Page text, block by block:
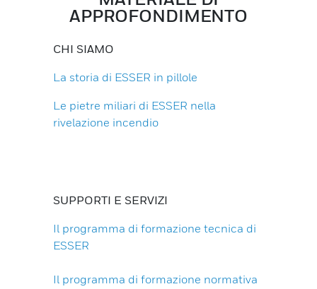
APPROFONDIMENTO
CHI SIAMO
La storia di ESSER in pillole
Le pietre miliari di ESSER nella
rivelazione incendio
SUPPORTI E SERVIZI
Il programma di formazione tecnica di
ESSER
Il programma di formazione normativa